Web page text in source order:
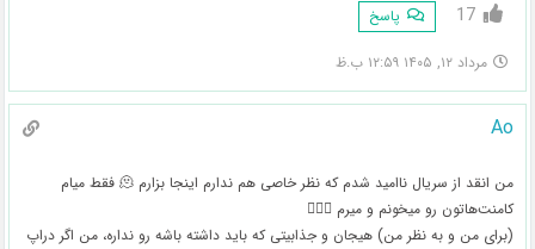
17 پاسخ
مرداد ۱۲, ۱۴۰۵ ۱۲:۵۹ ب.ظ
Ao
من انقد از سریال ناامید شدم که نظر خاصی هم ندارم اینجا بزارم 🫠 فقط میام
کامنت‌هاتون رو میخونم و میرم 🚶🏻‍♀️
(برای من و به نظر من) هیجان و جذابیتی که باید داشته باشه رو نداره، من اگر دراپ